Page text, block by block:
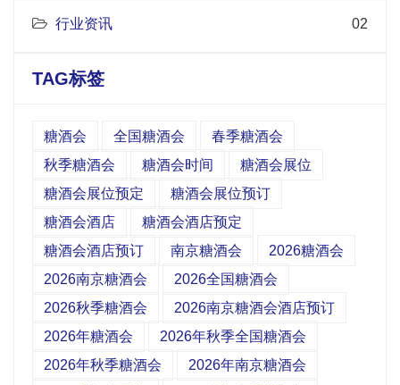
行业资讯 02
TAG标签
糖酒会 全国糖酒会
春季糖酒会
秋季糖酒会
糖酒会时间
糖酒会展位
糖酒会展位预定
糖酒会展位预订
糖酒会酒店
糖酒会酒店预定
糖酒会酒店预订
南京糖酒会
2026糖酒会
2026南京糖酒会
2026全国糖酒会
2026秋季糖酒会
2026南京糖酒会酒店预订
2026年糖酒会
2026年秋季全国糖酒会
2026年秋季糖酒会
2026年南京糖酒会